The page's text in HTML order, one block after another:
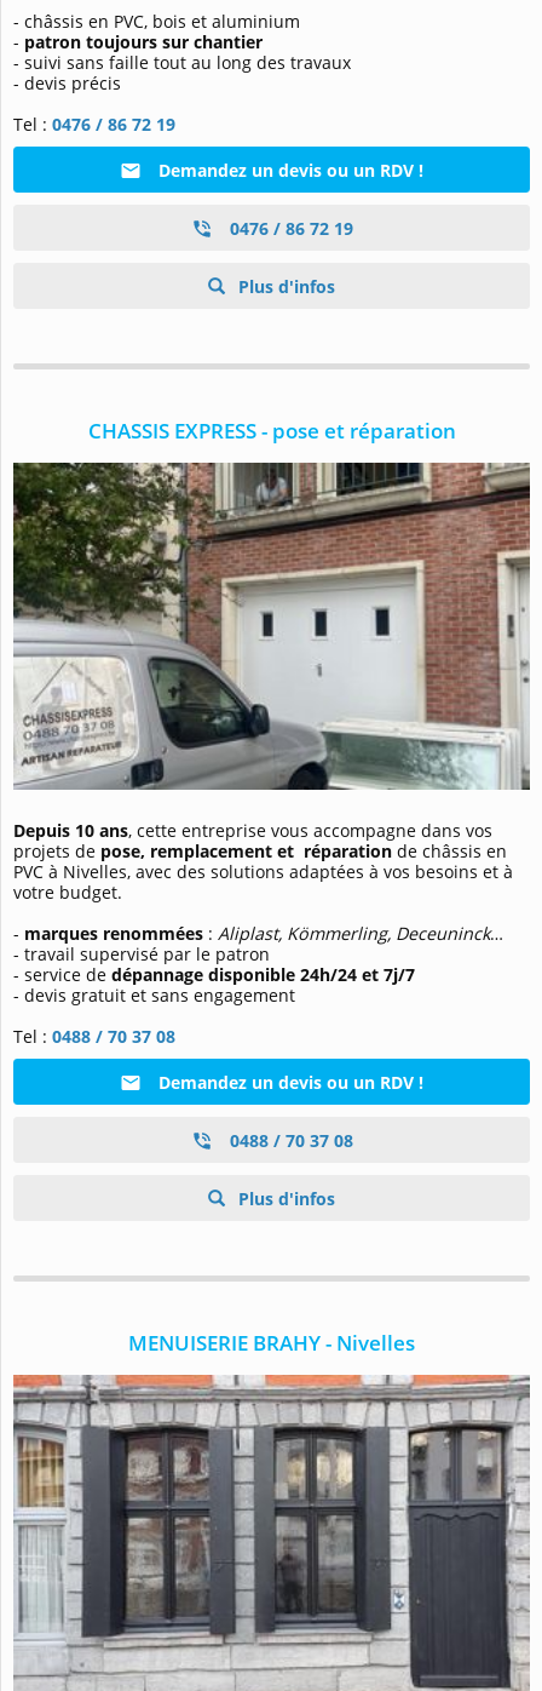
- châssis en PVC, bois et aluminium
- patron toujours sur chantier
- suivi sans faille tout au long des travaux
- devis précis
Tel : 0476 / 86 72 19
Demandez un devis ou un RDV !
0476 / 86 72 19
Plus d'infos
CHASSIS EXPRESS - pose et réparation
Depuis 10 ans, cette entreprise vous accompagne dans vos
projets de pose, remplacement et réparation de châssis en
PVC à Nivelles, avec des solutions adaptées à vos besoins et à
votre budget.
- marques renommées : Aliplast, Kömmerling, Deceuninck…
- travail supervisé par le patron
- service de dépannage disponible 24h/24 et 7j/7
- devis gratuit et sans engagement
Tel : 0488 / 70 37 08
Demandez un devis ou un RDV !
0488 / 70 37 08
Plus d'infos
MENUISERIE BRAHY - Nivelles